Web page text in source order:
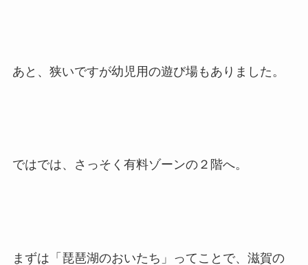
あと、狭いですが幼児用の遊び場もありました。
ではでは、さっそく有料ゾーンの２階へ。
まずは「琵琶湖のおいたち」ってことで、滋賀の